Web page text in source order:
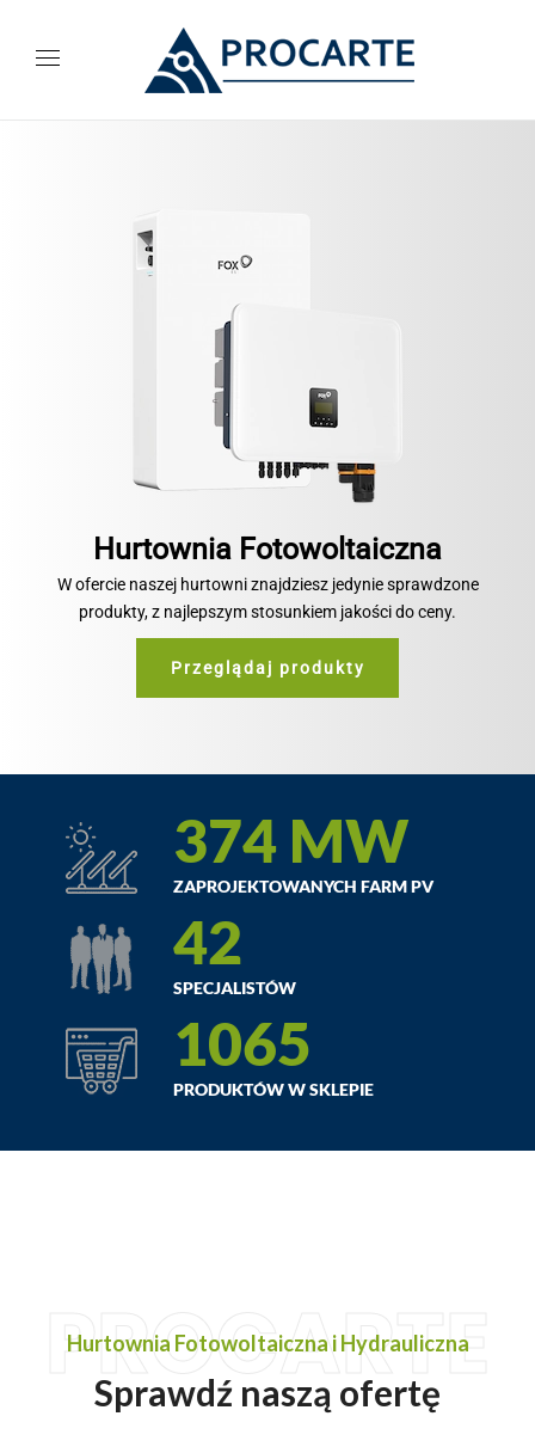
Hurtownia Fotowoltaiczna
W ofercie naszej hurtowni znajdziesz jedynie sprawdzone
produkty, z najlepszym stosunkiem jakości do ceny.
Przeglądaj produkty
374 MW
ZAPROJEKTOWANYCH FARM PV
42
SPECJALISTÓW
1065
PRODUKTÓW W SKLEPIE
Hurtownia Fotowoltaiczna i Hydrauliczna
Sprawdź naszą ofertę
PROCARTE